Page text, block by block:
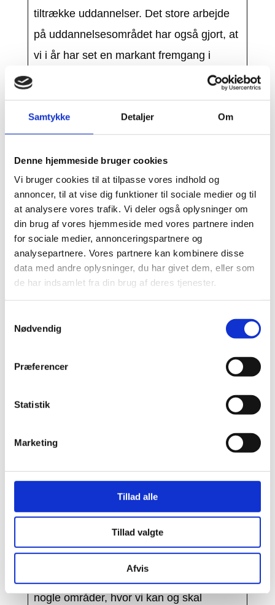
Samtykke Detaljer Om
Denne hjemmeside bruger cookies
Vi bruger cookies til at tilpasse vores indhold og
annoncer, til at vise dig funktioner til sociale medier og til
at analysere vores trafik. Vi deler også oplysninger om
din brug af vores hjemmeside med vores partnere inden
for sociale medier, annonceringspartnere og
analysepartnere. Vores partnere kan kombinere disse
data med andre oplysninger, du har givet dem, eller som
de har indsamlet fra din brug af deres tjenester.
Nødvendig
Præferencer
Statistik
Marketing
Tillad alle
Tillad valgte
Afvis
tiltrække uddannelser. Det store arbejde
på uddannelsesområdet har også gjort, at
vi i år har set en markant fremgang i
internationale campus i Sønderborg,
mens mange andre uddannelsesbyer har
oplevet tilbagegang. Det er vi rigtig glade
for, da relevante uddannelser sikrer
virksomhederne en veluddannet og
kompetent arbejdskraft, siger han.
Formand for Sønderborg Vækstråd,
Henrik Raunkjær, er glad for, at
virksomhederne gerne vil være
Sønderborg Kommune, selv om årets DI-
mange punkter, man kan dykke ned i,
Vækstråd, så hæfter jeg mig især ved, at
flere virksomheder anbefaler Sønderborg
som et godt sted at drive virksomhed. Det
er for mig et signal om, at virksomhederne
er godt tilfredse med rammer og vilkår for
at drive virksomhed i Sønderborg
nogle områder, hvor vi kan og skal